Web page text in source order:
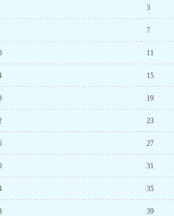
3
7
11
15
19
23
27
31
35
39